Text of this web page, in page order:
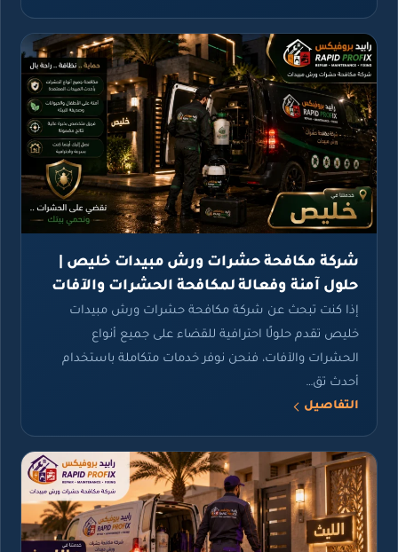
شركة مكافحة حشرات ورش مبيدات خليص |
حلول آمنة وفعالة لمكافحة الحشرات والآفات
إذا كنت تبحث عن شركة مكافحة حشرات ورش مبيدات
خليص تقدم حلولًا احترافية للقضاء على جميع أنواع
الحشرات والآفات، فنحن نوفر خدمات متكاملة باستخدام
أحدث تق…
التفاصيل